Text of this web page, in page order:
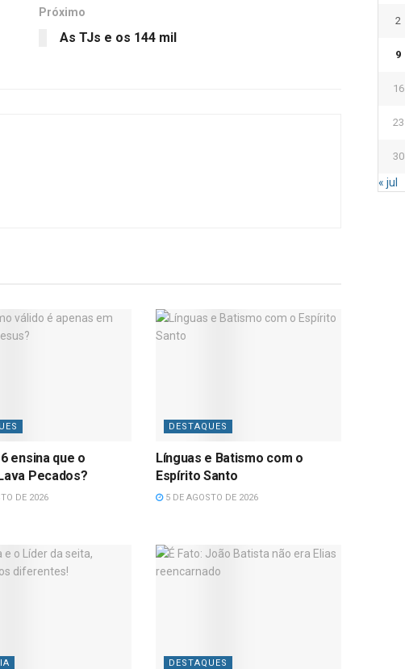
Próximo
As TJs e os 144 mil
ensina que o
Pecados?
DE 2026
DESTAQUES
Línguas e Batismo com o
Espírito Santo
5 DE AGOSTO DE 2026
DESTAQUES
2
9
16
23
30
« jul